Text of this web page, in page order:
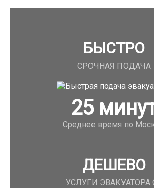
БЫСТРО
СРОЧНАЯ ПОДАЧА
25
Среднее время по
ДЕШЕВО
УСЛУГИ ЭВАКУАТОРА